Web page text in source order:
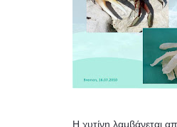
Η χυτίνη λαμβάνεται